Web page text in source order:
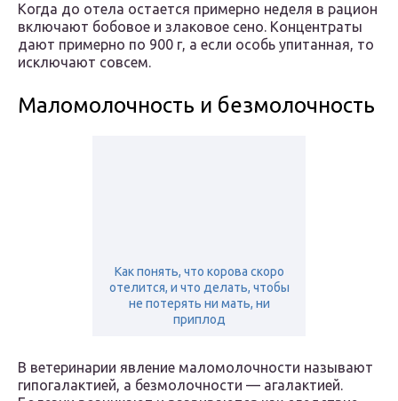
Когда до отела остается примерно неделя в рацион
включают бобовое и злаковое сено. Концентраты
дают примерно по 900 г, а если особь упитанная, то
исключают совсем.
Маломолочность и безмолочность
Как понять, что корова скоро
отелится, и что делать, чтобы
не потерять ни мать, ни
приплод
В ветеринарии явление маломолочности называют
гипогалактией, а безмолочности — агалактией.